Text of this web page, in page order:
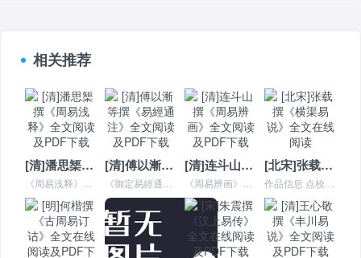
相关推荐
[清]潘思榘撰《周易浅释》全文阅读及PDF下载
《周易浅释》四卷,清潘恩榘著。有弟子林光迪跋,叙其师大意,以彖多言象,而变在其中;爻多言变,而象在其中。爻无所不包,旧说一概进入身心政治上去,而遗却许多道理,不...
[清]傅以漸等撰《易經通注》全文阅读及PDF下载
《御定易經通注》基本介绍 书名：《御定易经通注》、《易经通注》 作者：【清】勅大學士傅以漸、【清】日講官曹本榮 卷数：九卷，四卷 年代：顺治十五年十月 《御定易...
[清]连斗山撰《周易辨画》全文阅读及PDF下载
《周易辨画》清连斗山撰。四十卷。《四库全书》本。此书释《易》,专就卦画为之详辨,虽或不免附会之失,然亦颇有揭明精理之处。《四库全书提要》指出:“是书大旨,谓一卦...
[北宋]张载撰《横渠易说》全文在线阅读
作品信息 点校状况 作品名称： 横渠易说 底本出处： 网络通行版本 作品别名： 无 参校版本： 网络通行版本 作者： 北宋张载 初次点校： 简校 创作年代： ...